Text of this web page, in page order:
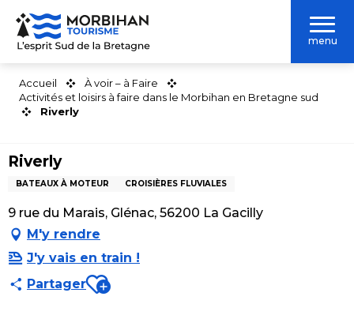
Aller
contenu
menu
Accueil
À voir – à Faire
Activités et loisirs à faire dans le Morbihan en Bretagne sud
Riverly
Riverly
BATEAUX À MOTEUR CROISIÈRES FLUVIALES
9 rue du Marais, Glénac, 56200 La Gacilly
M'y rendre
J'y vais en train !
PartagerAjouter aux favoris